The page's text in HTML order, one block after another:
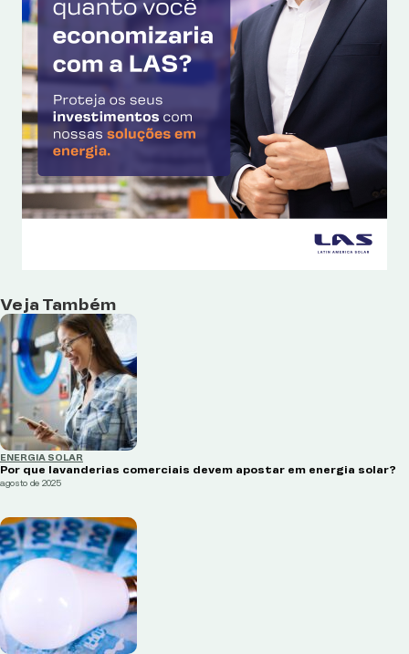
Veja Também
ENERGIA SOLAR
Por que lavanderias comerciais devem apostar em energia solar?
agosto de 2025